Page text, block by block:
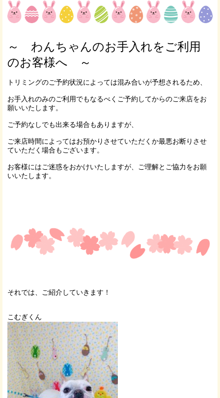
～ わんちゃんのお手入れをご利用
のお客様へ ～
トリミングのご予約状況によっては混み合いが予想されるため、
お手入れのみのご利用でもなるべくご予約してからのご来店をお
願いいたします。
ご予約なしでも出来る場合もありますが、
ご来店時間によってはお預かりさせていただくか最悪お断りさせ
ていただく場合もございます。
お客様にはご迷惑をおかけいたしますが、ご理解とご協力をお願
いいたします。
それでは、ご紹介していきます！
こむぎくん